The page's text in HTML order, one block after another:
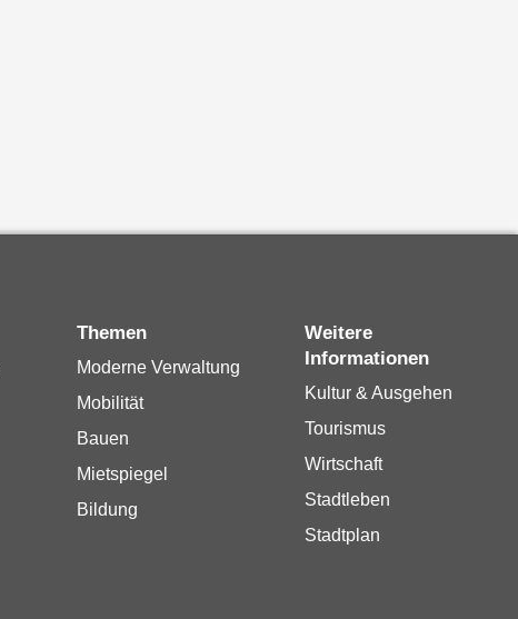
Themen
Moderne Verwaltung
Mobilität
Bauen
Mietspiegel
Bildung
Weitere
Informationen
Kultur & Ausgehen
Tourismus
Wirtschaft
Stadtleben
Stadtplan